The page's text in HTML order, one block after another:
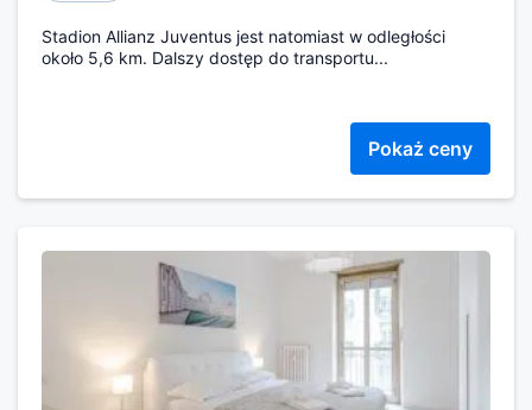
Stadion Allianz Juventus jest natomiast w odległości
około 5,6 km. Dalszy dostęp do transportu...
Pokaż ceny